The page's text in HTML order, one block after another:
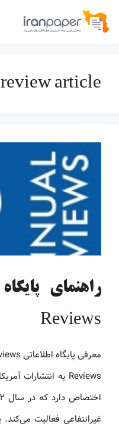
پرش
review article
Reviews